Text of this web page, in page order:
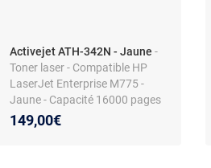
Activejet ATH-342N - Jaune -
Toner laser - Compatible HP
LaserJet Enterprise M775 -
Jaune - Capacité 16000 pages
- Technologie laser
149,00€